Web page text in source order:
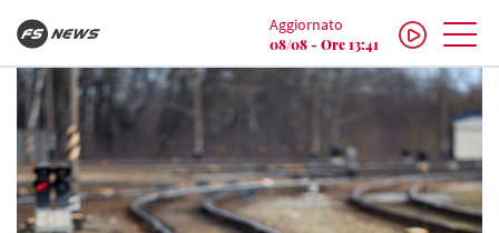
Aggiornato
08/08 - Ore 13:41